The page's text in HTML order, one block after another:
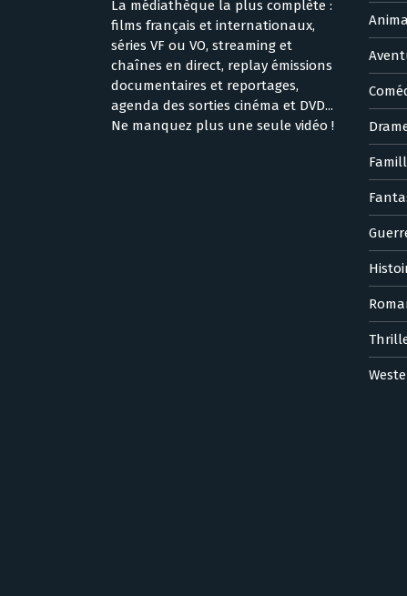
La médiathèque la plus complète :
films français et internationaux,
séries VF ou VO, streaming et
chaînes en direct, replay émissions
documentaires et reportages,
agenda des sorties cinéma et DVD...
Ne manquez plus une seule vidéo !